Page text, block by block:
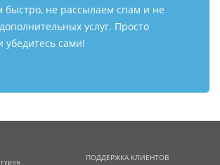
не рассылаем спам и не
услуг. Просто
убедитесь сами!
ПОДДЕРЖКА КЛИЕНТОВ